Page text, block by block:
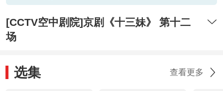
[CCTV空中剧院]京剧《十三妹》 第十二
场
选集 查看更多